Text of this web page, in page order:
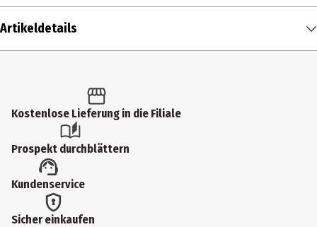
Artikeldetails
Produkttyp
Sonstiges Zubehör
12 cm
Kostenlose Lieferung in die Filiale
Prospekt durchblättern
Kundenservice
Sicher einkaufen